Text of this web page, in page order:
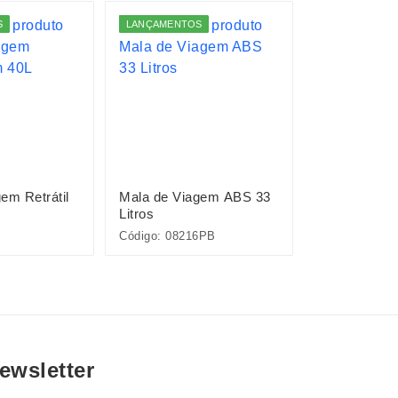
Retrátil
LANÇAMENTOS
Mala de Viagem ABS 33
Litros
Código: 08216PB